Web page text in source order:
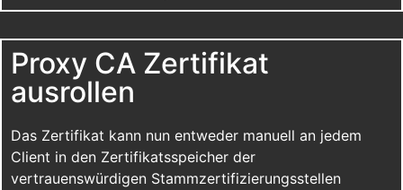
Proxy CA Zertifikat
ausrollen
Das Zertifikat kann nun entweder manuell an jedem
Client in den Zertifikatsspeicher der
vertrauenswürdigen Stammzertifizierungsstellen